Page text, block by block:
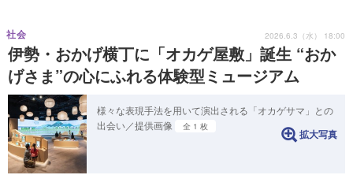
伊勢・おかげ横丁に「オカゲ屋敷」誕生 “おか
げさま”の心にふれる体験型ミュージアム
社会 2026.6.3（水） 18:00
様々な表現手法を用いて演出される「オカゲサマ」との
出会い／提供画像
全 1 枚
拡大写真